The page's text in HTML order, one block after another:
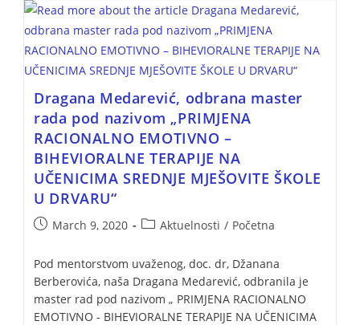
Dragana Medarević, odbrana master
rada pod nazivom „PRIMJENA
RACIONALNO EMOTIVNO –
BIHEVIORALNE TERAPIJE NA
UČENICIMA SREDNJE MJEŠOVITE ŠKOLE
U DRVARU“
March 9, 2020 Aktuelnosti / Početna
Pod mentorstvom uvaženog, doc. dr, Džanana
Berberovića, naša Dragana Medarević, odbranila je
master rad pod nazivom „ PRIMJENA RACIONALNO
EMOTIVNO - BIHEVIORALNE TERAPIJE NA UČENICIMA